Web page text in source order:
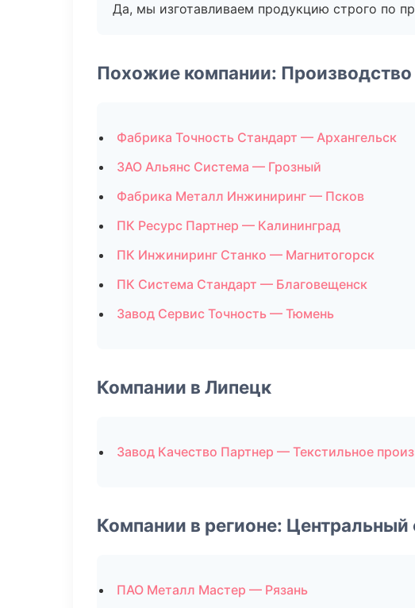
Да, мы изготавливаем продукцию строго по
Похожие компании:
Фабрика Точность Стандарт — Архангельск
ЗАО Альянс Система — Грозный
Фабрика Металл Инжиниринг — Псков
ПК Ресурс Партнер — Калининград
ПК Инжиниринг Станко — Магнитогорск
ПК Система Стандарт — Благовещенск
Завод Сервис Точность — Тюмень
Компании в Липецк
Завод Качество Партнер — Текстильное
Компании в регионе:
ПАО Металл Мастер — Рязань